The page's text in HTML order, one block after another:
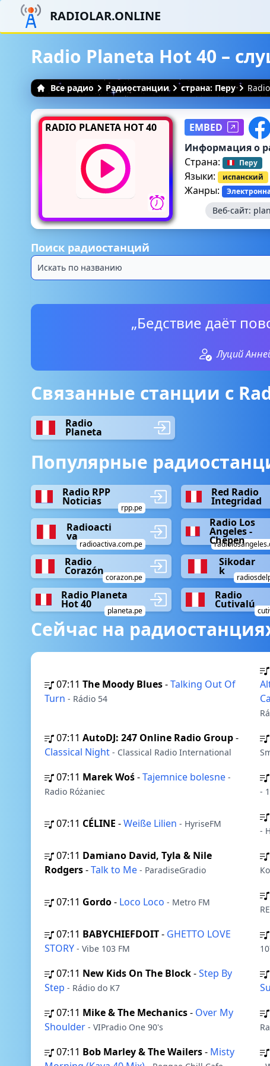
RADIOLAR.ONLINE
Radio Planeta Hot 40 –
Все радио Радиостанции страна: Перу
RADIO PLANETA HOT 40
EMBED
Информация о
Страна:
Перу
Языки: испанский
Жанры:
Веб-сайт:
Поиск радиостанций
„Бедствие даёт
Луций
Связанные станции с
Radio
Planeta
Популярные
Radio RPP
Noticias
rpp.pe
Red Radio
Integridad
Radioacti
va
radioactiva.com.pe
Radio Los
Angeles -
Chepen
Radio
Corazón
corazon.pe
Sikodar
k
Radio Planeta
Hot 40
planeta.pe
Radio
Cutivalú
Сейчас на
07:11 The Moody Blues-Talking Out Of
Turn - Rádio 54
07:11 AutoDJ: 247 Online Radio Group-
Classical Night - Classical Radio International
07:11 Marek Woś-Tajemnice bolesne -
Radio Różaniec
-
07:11 CÉLINE -Weiße Lilien - HyriseFM
-
07:11 Damiano David, Tyla & Nile
Rodgers-Talk to Me - ParadiseGradio
07:11 Gordo- Loco Loco - Metro FM
07:11 BABYCHIEFDOIT- GHETTO LOVE
STORY - Vibe 103 FM
07:11 New Kids On The Block-Step By
Step - Rádio do K7
07:11 Mike & The Mechanics- Over My
Shoulder - VIPradio One 90's
07:11 Bob Marley & The Wailers- Misty